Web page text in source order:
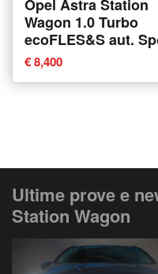
Opel Astra Station
Wagon 1.0 Turbo
ecoFLES&S aut.
Innovation del 2017
usata a Muggia
€ 8,400
Ultime prove e
Station Wagon